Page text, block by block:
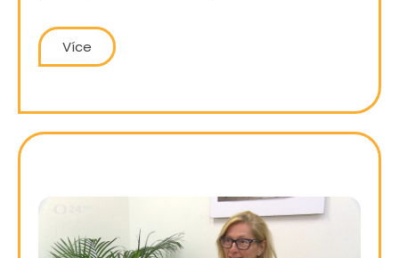
Více